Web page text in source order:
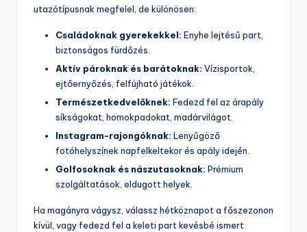
utazótípusnak megfelel, de különösen:
Családoknak gyerekekkel: Enyhe lejtésű part,
biztonságos fürdőzés.
Aktív pároknak és barátoknak: Vízisportok,
ejtőernyőzés, felfújható játékok.
Természetkedvelőknek: Fedezd fel az árapály
síkságokat, homokpadokat, madárvilágot.
Instagram-rajongóknak: Lenyűgöző
fotóhelyszínek napfelkeltekor és apály idején.
Golfosoknak és nászutasoknak: Prémium
szolgáltatások, eldugott helyek.
Ha magányra vágysz, válassz hétköznapot a főszezonon
kívül, vagy fedezd fel a keleti part kevésbé ismert